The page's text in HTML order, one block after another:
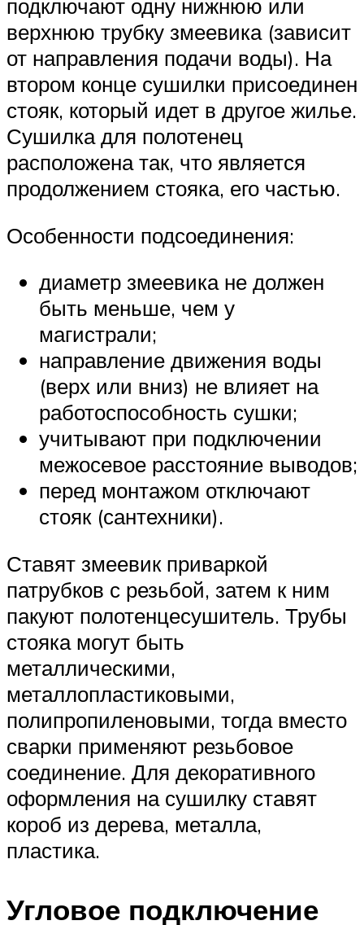
подключают одну нижнюю или
верхнюю трубку змеевика (зависит
от направления подачи воды). На
втором конце сушилки присоединен
стояк, который идет в другое жилье.
Сушилка для полотенец
расположена так, что является
продолжением стояка, его частью.
Особенности подсоединения:
диаметр змеевика не должен
быть меньше, чем у
магистрали;
направление движения воды
(верх или вниз) не влияет на
работоспособность сушки;
учитывают при подключении
межосевое расстояние выводов;
перед монтажом отключают
стояк (сантехники).
Ставят змеевик приваркой
патрубков с резьбой, затем к ним
пакуют полотенцесушитель. Трубы
стояка могут быть
металлическими,
металлопластиковыми,
полипропиленовыми, тогда вместо
сварки применяют резьбовое
соединение. Для декоративного
оформления на сушилку ставят
короб из дерева, металла,
пластика.
Угловое подключение